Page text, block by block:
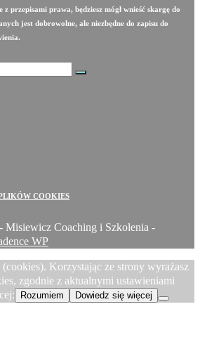
przepisami prawa, będziesz mógł wnieść skargę do
jest dobrowolne, ale niezbędne do zapisu do
COOKIES
Coaching i Szkolenia -
WP
Korzystając ze strony wyrażasz
zgodnie z aktualnymi ustawieniami
Rozumiem Dowiedz się więcej